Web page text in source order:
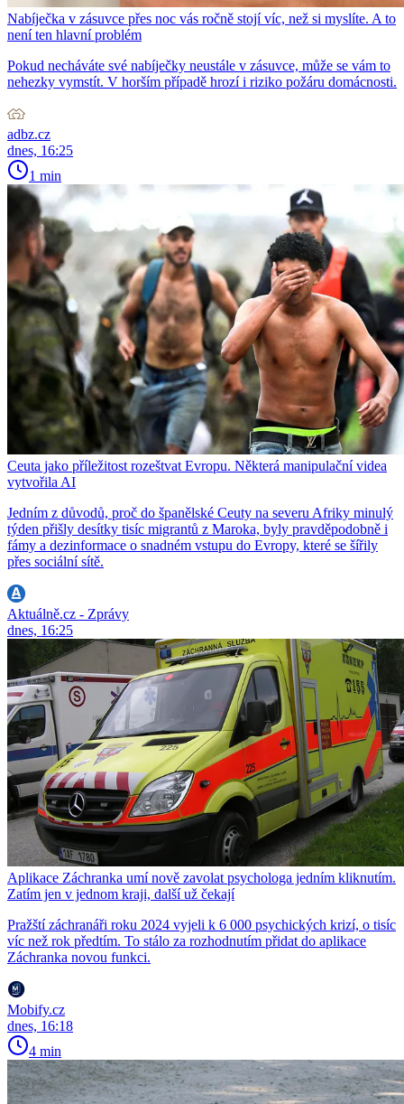
Nabíječka v zásuvce přes noc vás ročně stojí víc, než si myslíte. A to
není ten hlavní problém
Pokud necháváte své nabíječky neustále v zásuvce, může se vám to
nehezky vymstít. V horším případě hrozí i riziko požáru domácnosti.
adbz.cz
dnes, 16:25
1 min
Ceuta jako příležitost rozeštvat Evropu. Některá manipulační videa
vytvořila AI
Jedním z důvodů, proč do španělské Ceuty na severu Afriky minulý
týden přišly desítky tisíc migrantů z Maroka, byly pravděpodobně i
fámy a dezinformace o snadném vstupu do Evropy, které se šířily
přes sociální sítě.
Aktuálně.cz - Zprávy
dnes, 16:25
Aplikace Záchranka umí nově zavolat psychologa jedním kliknutím.
Zatím jen v jednom kraji, další už čekají
Pražští záchranáři roku 2024 vyjeli k 6 000 psychických krizí, o tisíc
víc než rok předtím. To stálo za rozhodnutím přidat do aplikace
Záchranka novou funkci.
Mobify.cz
dnes, 16:18
4 min